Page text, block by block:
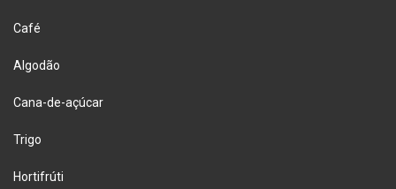
Café
Algodão
Cana-de-açúcar
Trigo
Hortifrúti